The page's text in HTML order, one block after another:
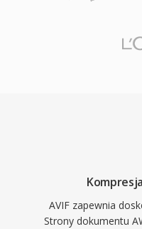
AVIF zapewnia
Strony dokumentu